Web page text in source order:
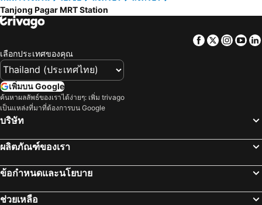
โรงแรมจี สิงคโปร์
สวิสโซเทล เดอะ สแตมฟอร์ด สิงคโปร์
Crowne Plaza Changi Airport By Ihg
Dao by Dorsett AMTD Singapore
M Hotel Singapore City Centre
ibis budget Singapore Ruby
คาปริ บาย เฟรเซอร์ ชางงี ซิตี้
The Ritz-Carlton, Millenia Singapore
โรงแรมโอเอเชีย ดาวน์ทาวน์ สิงคโปร์
Dusit Thani Laguna Singapore
โซฟิเทล สิงคโปร์ ซิตี้เซ็นเตอร์
สถานีลาเวนเดอร์
Geylang Serai Market
Kallang MRT Station
Chinatown Heritage Centre
Marina Bay Metro Station
Gardens by the Bay
ลิตเติ้ลอินเดีย
Vivo City
Marina Bay Street Circuit
มัสยิดสุลตาน
โบ็ทคีย์
Tanjong Pagar MRT Station
Facebook
Twitter
เลือกประเทศของคุณ
เพิ่มบน Google
ค้นหาผลลัพธ์ของเราได้ง่ายๆ: เพิ่ม trivago
เป็นแหล่งที่มาที่ต้องการบน Google
บริษัท
ผลิตภัณฑ์ของเรา
ข้อกำหนดและนโยบาย
ช่วยเหลือ